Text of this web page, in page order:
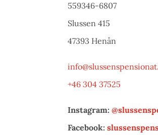
559346-6807
Slussen 415
47393 Henån
+46 304 37525
Instagram:
Facebook: